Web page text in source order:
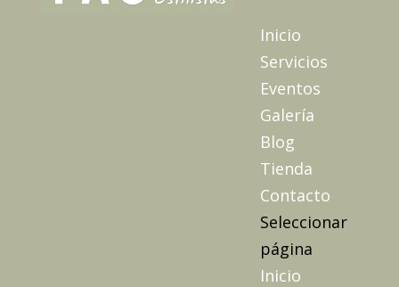
Inicio
Servicios
Eventos
Galería
Blog
Tienda
Contacto
Seleccionar
página
Inicio